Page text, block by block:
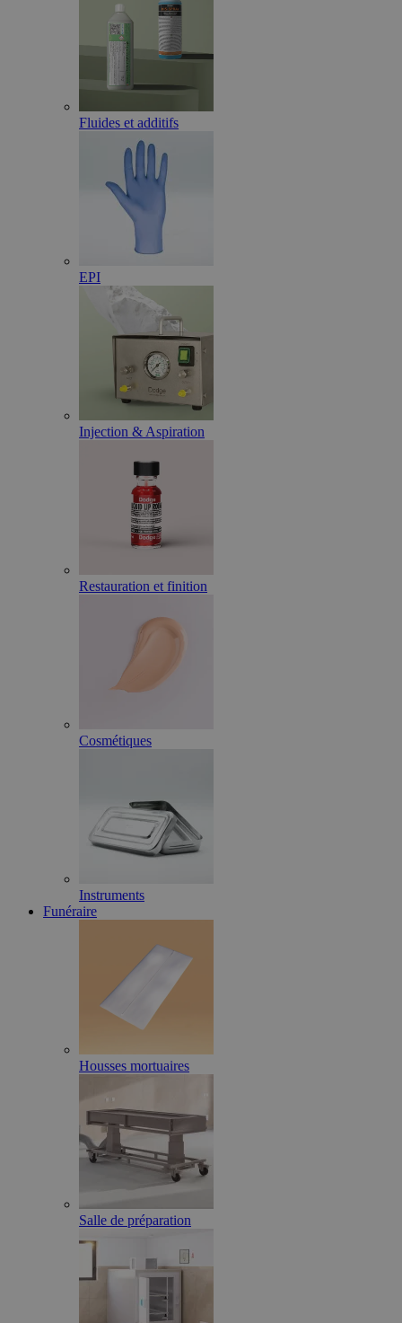
Fluides et additifs
EPI
Injection & Aspiration
Restauration et finition
Cosmétiques
Instruments
Funéraire
Housses mortuaires
Salle de préparation